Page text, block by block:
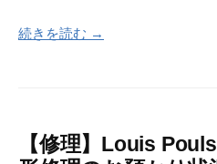
続きを読む →
【修理】Louis